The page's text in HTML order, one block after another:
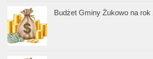
Budżet Gminy Żukowo na rok